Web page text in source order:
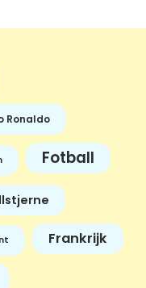
Ronaldo
Fotball
Frankrijk